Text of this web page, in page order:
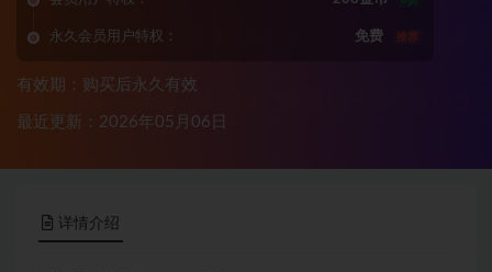
永久会员用户特权： 免费 推荐
有效期：购买后永久有效
最近更新：2026年05月06日
详情介绍